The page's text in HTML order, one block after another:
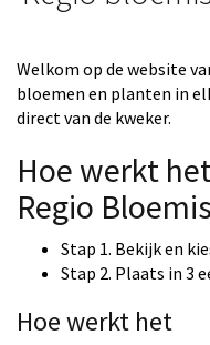
Welkom op de website
bloemen en planten in
direct van de kweker.
Hoe werkt
Regio
Stap 1. Bekijk en
Stap 2. Plaats in 3
Hoe werkt het